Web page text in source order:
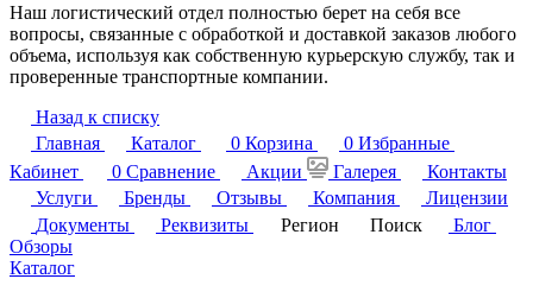
Наш логистический отдел полностью берет на себя все
вопросы, связанные с обработкой и доставкой заказов любого
объема, используя как собственную курьерскую службу, так и
проверенные транспортные компании.
Назад к списку
Главная
Каталог 0 Корзина 0 Избранные
Кабинет
0 Сравнение Акции Галерея
Контакты
Услуги
Бренды Отзывы Компания
Лицензии
Документы
Реквизиты Регион Поиск
Блог
Обзоры
Каталог